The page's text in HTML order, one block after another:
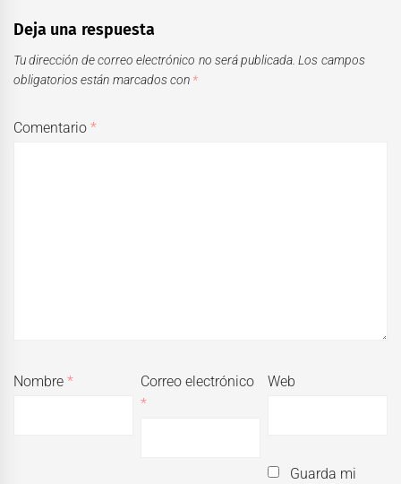
Deja una respuesta
Tu dirección de correo electrónico no será publicada. Los campos
obligatorios están marcados con *
Comentario*
Nombre*
Correo electrónico
*
Web
Guarda mi